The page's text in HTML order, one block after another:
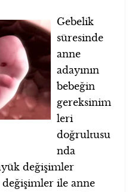
Gebelik
süresinde
anne
adayının
bebeğin
gereksinim
leri
doğrultusu
nda
değişimler
değişimler ile anne